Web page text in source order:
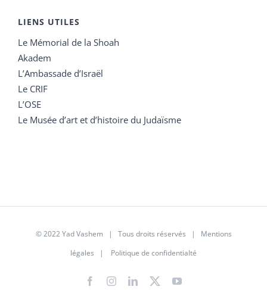
LIENS UTILES
Le Mémorial de la Shoah
Akadem
L’Ambassade d’Israël
Le CRIF
L’OSE
Le Musée d’art et d’histoire du Judaïsme
© 2022 Yad Vashem | Tous droits réservés | Mentions
légales | Politique de confidentialté
FacebookInstagramLinkedIn
X YouTube